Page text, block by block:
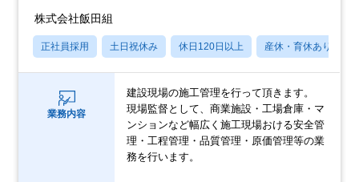
株式会社飯田組
正社員採用 土日祝休み 休日120日以上 産休・育休あり
業務内容
建設現場の施工管理を行って頂きます。
現場監督として、商業施設・工場倉庫・マ
ンションなど幅広く施工現場おける安全管
理・工程管理・品質管理・原価管理等の業
務を行います。